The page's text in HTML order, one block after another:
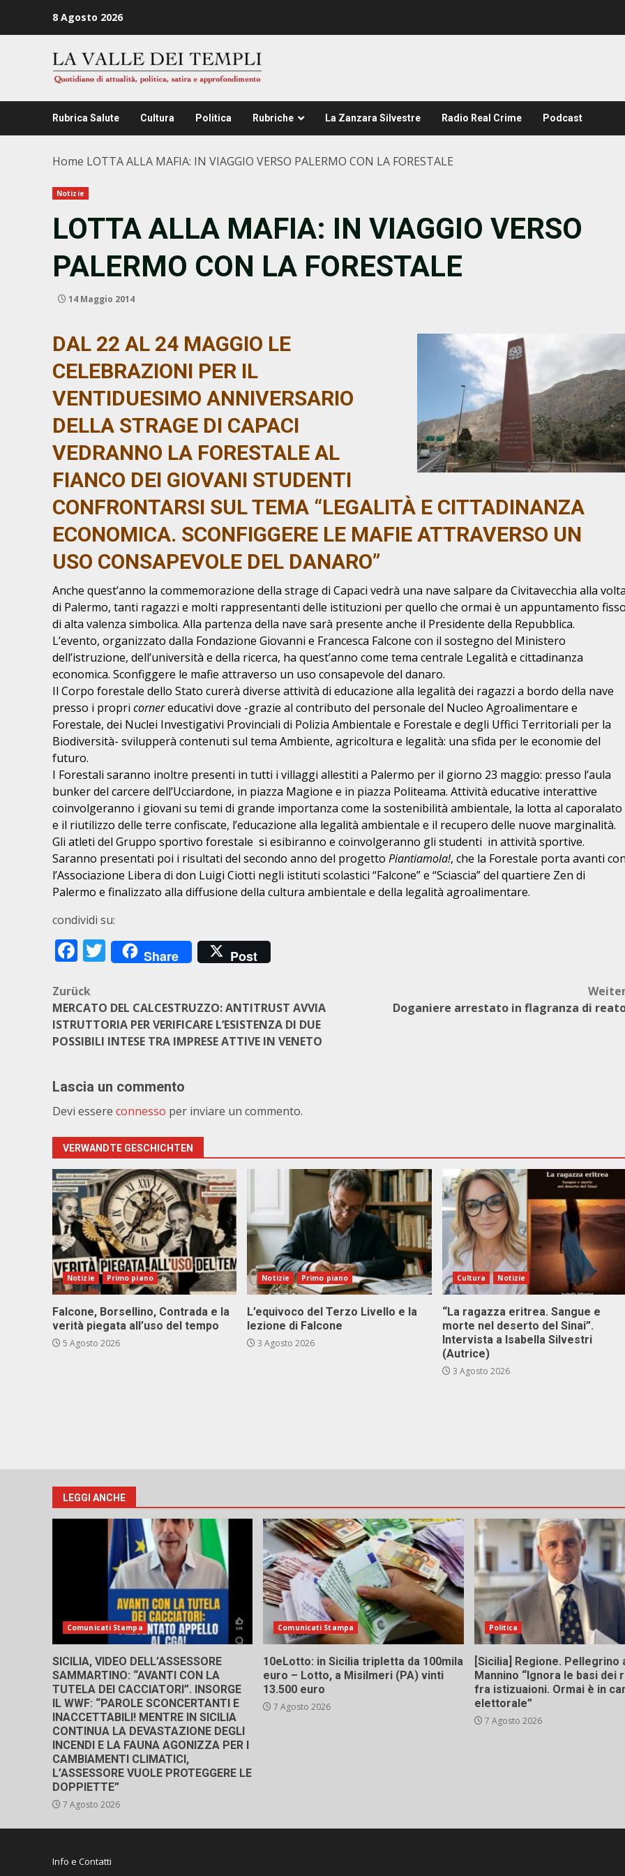
8 Agosto 2026
Rubrica Salute Cultura Politica Rubriche La Zanzara Silvestre Radio Real Crime Podcast
Home LOTTA ALLA MAFIA: IN VIAGGIO VERSO PALERMO CON LA FORESTALE
Notizie
LOTTA ALLA MAFIA: IN VIAGGIO VERSO
PALERMO CON LA FORESTALE
14 Maggio 2014
DAL 22 AL 24 MAGGIO LE
CELEBRAZIONI PER IL
VENTIDUESIMO ANNIVERSARIO
DELLA STRAGE DI CAPACI
VEDRANNO LA FORESTALE AL
FIANCO DEI GIOVANI STUDENTI
CONFRONTARSI SUL TEMA “LEGALITÀ E CITTADINANZA
ECONOMICA. SCONFIGGERE LE MAFIE ATTRAVERSO UN
USO CONSAPEVOLE DEL DANARO”
Anche quest’anno la commemorazione della strage di Capaci vedrà una nave salpare da Civitavecchia alla
di Palermo, tanti ragazzi e molti rappresentanti delle istituzioni per quello che ormai è un appuntamento
di alta valenza simbolica. Alla partenza della nave sarà presente anche il Presidente della Repubblica.
L’evento, organizzato dalla Fondazione Giovanni e Francesca Falcone con il sostegno del Ministero
dell’istruzione, dell’università e della ricerca, ha quest’anno come tema centrale Legalità e cittadinanza
economica. Sconfiggere le mafie attraverso un uso consapevole del danaro.
Il Corpo forestale dello Stato curerà diverse attività di educazione alla legalità dei ragazzi a bordo della nave
presso i propri cornereducativi dove -grazie al contributo del personale del Nucleo Agroalimentare e
Forestale, dei Nuclei Investigativi Provinciali di Polizia Ambientale e Forestale e degli Uffici Territoriali per la
Biodiversità- svilupperà contenuti sul tema Ambiente, agricoltura e legalità: una sfida per le economie del
futuro.
I Forestali saranno inoltre presenti in tutti i villaggi allestiti a Palermo per il giorno 23 maggio: presso l’aula
bunker del carcere dell’Ucciardone, in piazza Magione e in piazza Politeama. Attività educative interattive
coinvolgeranno i giovani su temi di grande importanza come la sostenibilità ambientale, la lotta al caporalato
e il riutilizzo delle terre confiscate, l’educazione alla legalità ambientale e il recupero delle nuove marginalità.
Gli atleti del Gruppo sportivo forestale si esibiranno e coinvolgeranno gli studenti in attività sportive.
Saranno presentati poi i risultati del secondo anno del progetto Piantiamola!, che la Forestale porta avanti
l’Associazione Libera di don Luigi Ciotti negli istituti scolastici “Falcone” e “Sciascia” del quartiere Zen di
Palermo e finalizzato alla diffusione della cultura ambientale e della legalità agroalimentare.
condividi su:
Facebook
Twitter
Share Post
Beitragsnavigation
Zurück
MERCATO DEL CALCESTRUZZO: ANTITRUST AVVIA
ISTRUTTORIA PER VERIFICARE L’ESISTENZA DI DUE
POSSIBILI INTESE TRA IMPRESE ATTIVE IN VENETO
Doganiere arrestato in flagranza di
Lascia un commento
Devi essere connesso per inviare un commento.
VERWANDTE GESCHICHTEN
Notizie Primo piano
Falcone, Borsellino, Contrada e la
verità piegata all’uso del tempo
5 Agosto 2026
Notizie Primo piano
L’equivoco del Terzo Livello e la
lezione di Falcone
3 Agosto 2026
Cultura Notizie
“La ragazza eritrea. Sangue e
morte nel deserto del Sinai”.
Intervista a Isabella Silvestri
(Autrice)
3 Agosto 2026
LEGGI ANCHE
Comunicati Stampa
SICILIA, VIDEO DELL’ASSESSORE
SAMMARTINO: “AVANTI CON LA
TUTELA DEI CACCIATORI”. INSORGE
IL WWF: “PAROLE SCONCERTANTI E
INACCETTABILI! MENTRE IN SICILIA
CONTINUA LA DEVASTAZIONE DEGLI
INCENDI E LA FAUNA AGONIZZA PER I
CAMBIAMENTI CLIMATICI,
L’ASSESSORE VUOLE PROTEGGERE LE
DOPPIETTE”
7 Agosto 2026
Comunicati Stampa
10eLotto: in Sicilia tripletta da 100mila
euro – Lotto, a Misilmeri (PA) vinti
13.500 euro
7 Agosto 2026
Politica
[Sicilia] Regione. Pellegrino
Mannino “Ignora le basi dei
fra istizuaioni. Ormai è in
elettorale”
7 Agosto 2026
Info e Contatti